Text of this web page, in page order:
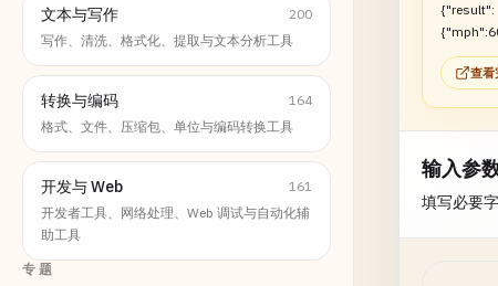
文本与写作
200
写作、清洗、格式化、提取与文本分析工具
转换与编码
164
格式、文件、压缩包、单位与编码转换工具
开发与 Web
161
开发者工具、网络处理、Web 调试与自动化辅
助工具
专题
{"result":
查看
输入参
填写必要